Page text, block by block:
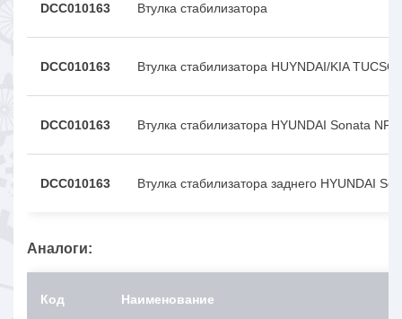
DCC010163 Втулка стабилизатора
DCC010163 Втулка стабилизатора HUYNDAI/KIA
DCC010163 Втулка стабилизатора HYUNDAI Sonata NF (
DCC010163 Втулка стабилизатора заднего HYUNDAI Son
Аналоги:
Код Наименование